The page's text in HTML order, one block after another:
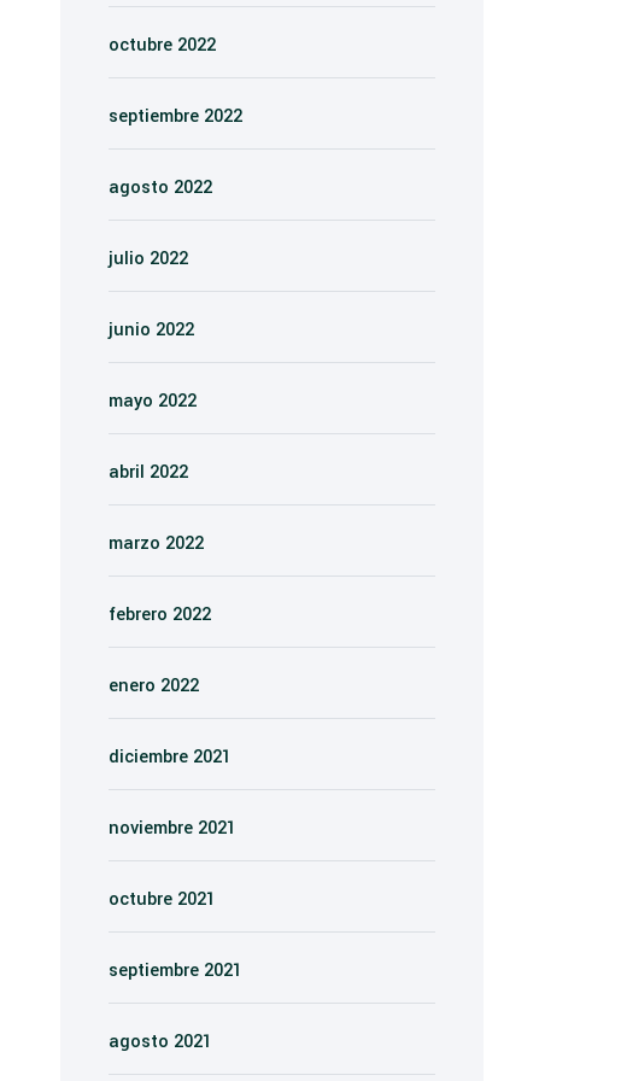
octubre 2022
septiembre 2022
agosto 2022
julio 2022
junio 2022
mayo 2022
abril 2022
marzo 2022
febrero 2022
enero 2022
diciembre 2021
noviembre 2021
octubre 2021
septiembre 2021
agosto 2021